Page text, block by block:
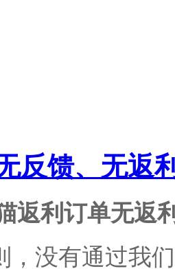
反馈、无返
返利订单无返
，没有通过我